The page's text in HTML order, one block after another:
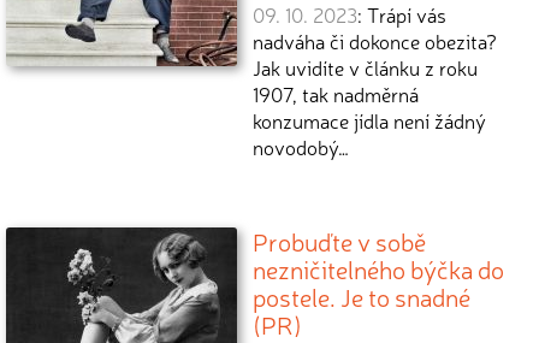
09. 10. 2023: Trápí vás
nadváha či dokonce obezita?
Jak uvidíte v článku z roku
1907, tak nadměrná
konzumace jídla není žádný
novodobý…
Probuďte v sobě
nezničitelného býčka do
postele. Je to snadné
(PR)